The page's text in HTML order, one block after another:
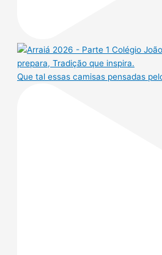
Que tal essas camisas pensadas